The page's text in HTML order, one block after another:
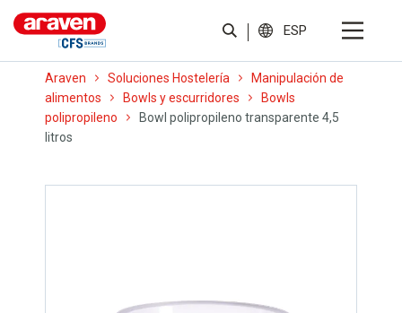
ESP
Araven Soluciones Hostelería
Manipulación de
alimentos
Bowls y escurridores
Bowls
polipropileno
Bowl polipropileno transparente 4,5
litros